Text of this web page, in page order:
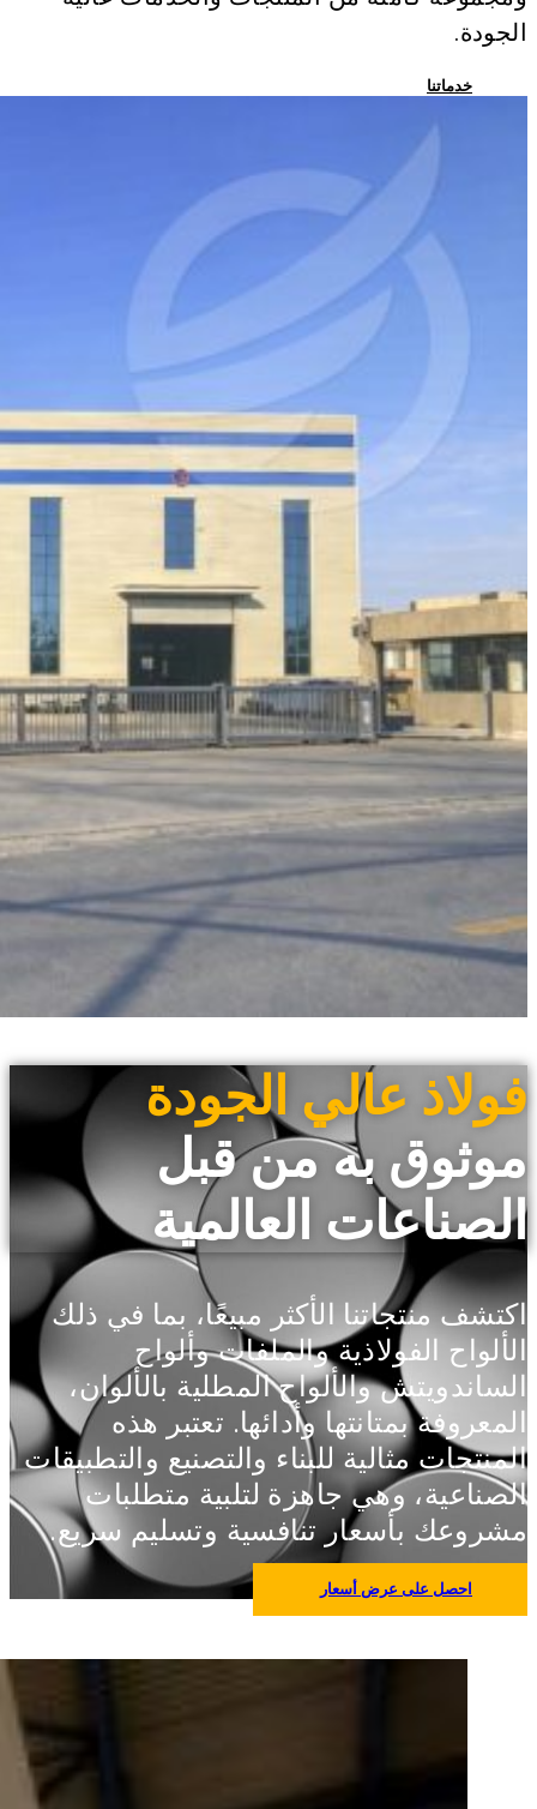
الجودة.
خدماتنا
فولاذ عالي الجودة
موثوق به من قبل
الصناعات العالمية
اكتشف منتجاتنا الأكثر مبيعًا، بما في ذلك
الألواح الفولاذية والملفات وألواح
الساندويتش والألواح المطلية بالألوان،
المعروفة بمتانتها وأدائها. تعتبر هذه
المنتجات مثالية للبناء والتصنيع والتطبيقات
الصناعية، وهي جاهزة لتلبية متطلبات
مشروعك بأسعار تنافسية وتسليم سريع.
احصل على عرض أسعار